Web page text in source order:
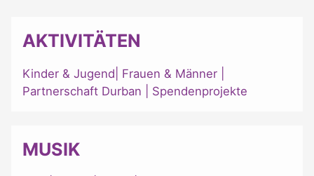
AKTIVITÄTEN
Kinder & Jugend Frauen & Männer
Partnerschaft Durban
Spendenprojekte
MUSIK